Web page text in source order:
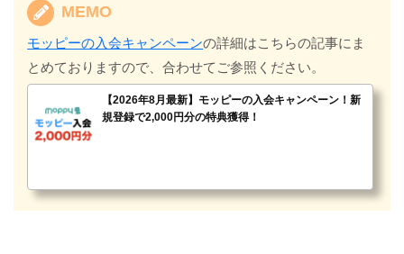
MEMO
モッピーの入会キャンペーンの詳細はこちらの記事にま
とめておりますので、合わせてご参照ください。
【2026年8月最新】モッピーの入会キャンペーン！新
規登録で2,000円分の特典獲得！